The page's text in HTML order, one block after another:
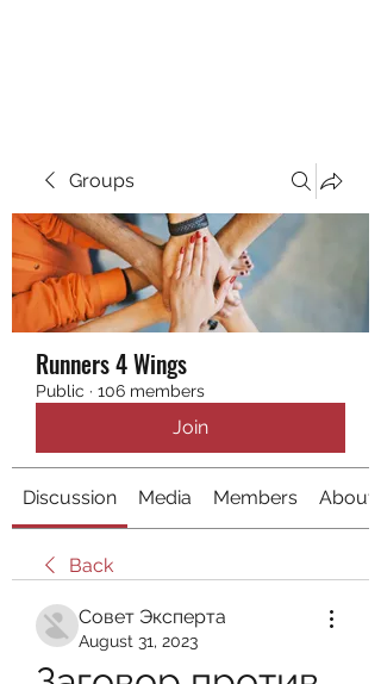
Groups
Runners 4 Wings
Public · 106 members
Join
Discussion Media Members About
Back
Совет Эксперта
August 31, 2023